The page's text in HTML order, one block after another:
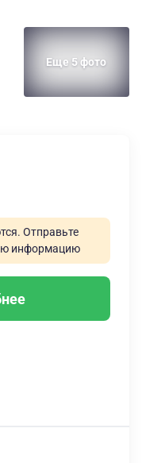
Еще 5 фото
Отправьте
информацию